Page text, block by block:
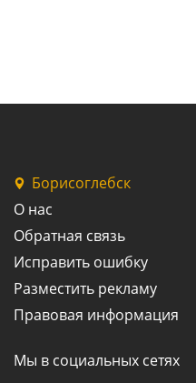
Борисоглебск
О нас
Обратная связь
Исправить ошибку
Разместить рекламу
Правовая информация
Мы в социальных сетях